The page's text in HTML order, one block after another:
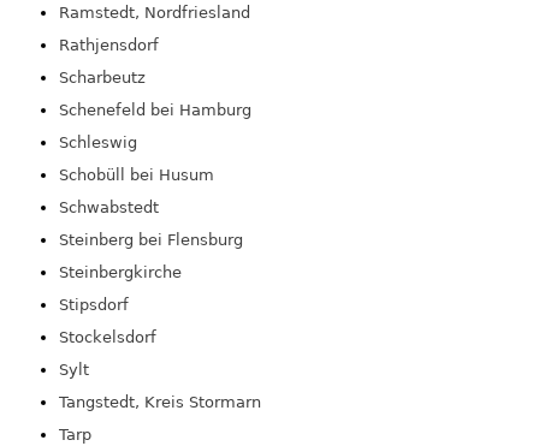
Ramstedt, Nordfriesland
Rathjensdorf
Scharbeutz
Schenefeld bei Hamburg
Schleswig
Schobüll bei Husum
Schwabstedt
Steinberg bei Flensburg
Steinbergkirche
Stipsdorf
Stockelsdorf
Sylt
Tangstedt, Kreis Stormarn
Tarp